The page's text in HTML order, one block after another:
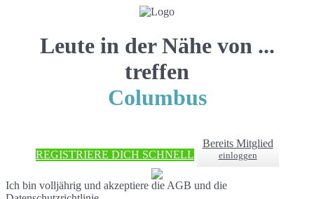
Leute in der Nähe von ...
treffen
Columbus
REGISTRIERE DICH SCHNELL
Bereits Mitglied
einloggen
Ich bin volljährig und akzeptiere die AGB und die